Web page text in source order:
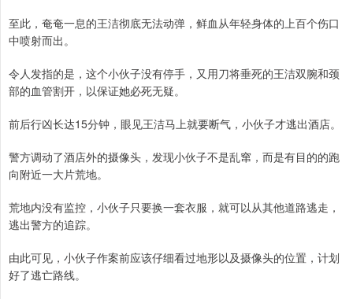
至此，奄奄一息的王洁彻底无法动弹，鲜血从年轻身体的上百个伤口
中喷射而出。
令人发指的是，这个小伙子没有停手，又用刀将垂死的王洁双腕和颈
部的血管割开，以保证她必死无疑。
前后行凶长达15分钟，眼见王洁马上就要断气，小伙子才逃出酒店。
警方调动了酒店外的摄像头，发现小伙子不是乱窜，而是有目的的跑
向附近一大片荒地。
荒地内没有监控，小伙子只要换一套衣服，就可以从其他道路逃走，
逃出警方的追踪。
由此可见，小伙子作案前应该仔细看过地形以及摄像头的位置，计划
好了逃亡路线。